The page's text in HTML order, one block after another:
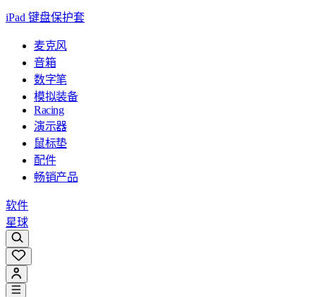
iPad 键盘保护套
麦克风
音箱
数字笔
模拟装备
Racing
演示器
鼠标垫
配件
畅销产品
软件
星球